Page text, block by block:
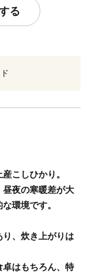
る
こしひかり。
夜の寒暖差が大
環境です。
、炊き上がりは
はもちろん、特